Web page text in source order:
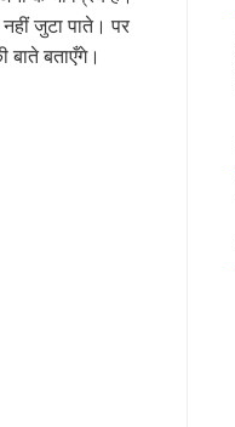
जुटा पाते। पर
बताएँगे।